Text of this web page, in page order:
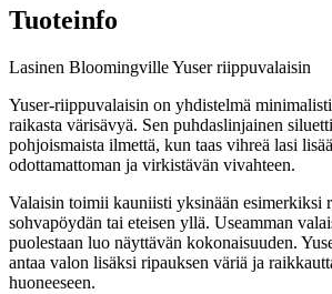
Tuoteinfo
Lasinen Bloomingville Yuser riippuvalaisin
Yuser-riippuvalaisin on yhdistelmä
raikasta värisävyä. Sen puhdaslinjainen
pohjoismaista ilmettä, kun taas vihreä lasi
odottamattoman ja virkistävän vivahteen.
Valaisin toimii kauniisti yksinään esimerkiksi
sohvapöydän tai eteisen yllä. Useamman
puolestaan luo näyttävän kokonaisuuden.
antaa valon lisäksi ripauksen väriä ja
huoneeseen.